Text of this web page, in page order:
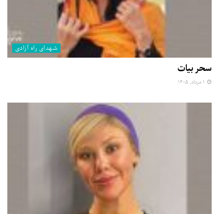
شهدای راه آزادی
سحر بیات